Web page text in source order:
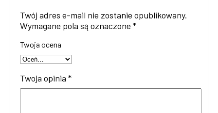
Twój adres e-mail nie zostanie opublikowany.
Wymagane pola są oznaczone *
Twoja ocena
Twoja opinia *